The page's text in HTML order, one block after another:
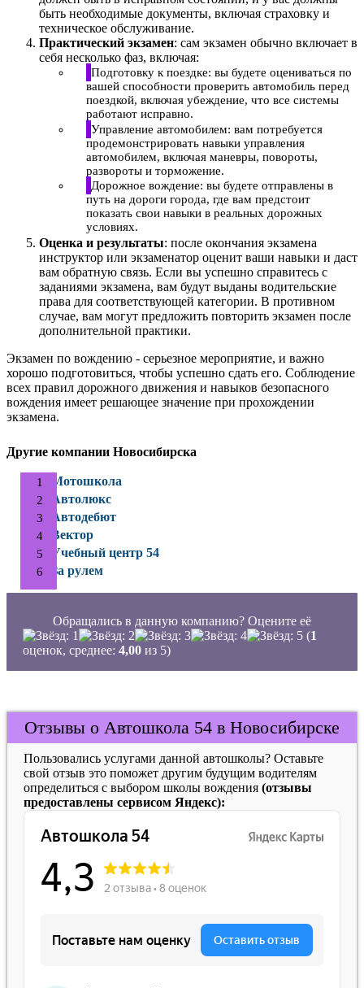
быть необходимые документы, включая страховку и
техническое обслуживание.
Практический экзамен: сам экзамен обычно включает в
себя несколько фаз, включая:
Подготовку к поездке: вы будете оцениваться по
вашей способности проверить автомобиль перед
поездкой, включая убеждение, что все системы
работают исправно.
Управление автомобилем: вам потребуется
продемонстрировать навыки управления
автомобилем, включая маневры, повороты,
развороты и торможение.
Дорожное вождение: вы будете отправлены в
путь на дороги города, где вам предстоит
показать свои навыки в реальных дорожных
условиях.
Оценка и результаты: после окончания экзамена
инструктор или экзаменатор оценит ваши навыки и даст
вам обратную связь. Если вы успешно справитесь с
заданиями экзамена, вам будут выданы водительские
права для соответствующей категории. В противном
случае, вам могут предложить повторить экзамен после
дополнительной практики.
Экзамен по вождению - серьезное мероприятие, и важно
хорошо подготовиться, чтобы успешно сдать его. Соблюдение
всех правил дорожного движения и навыков безопасного
вождения имеет решающее значение при прохождении
экзамена.
Другие компании Новосибирска
Мотошкола
Автолюкс
Автодебют
Вектор
Учебный центр 54
За рулем
Обращались в данную компанию? Оцените её
(1
оценок, среднее: 4,00 из 5)
Отзывы о Автошкола 54 в Новосибирске
Пользовались услугами данной автошколы? Оставьте
свой отзыв это поможет другим будущим водителям
определиться с выбором школы вождения (отзывы
предоставлены сервисом Яндекс):